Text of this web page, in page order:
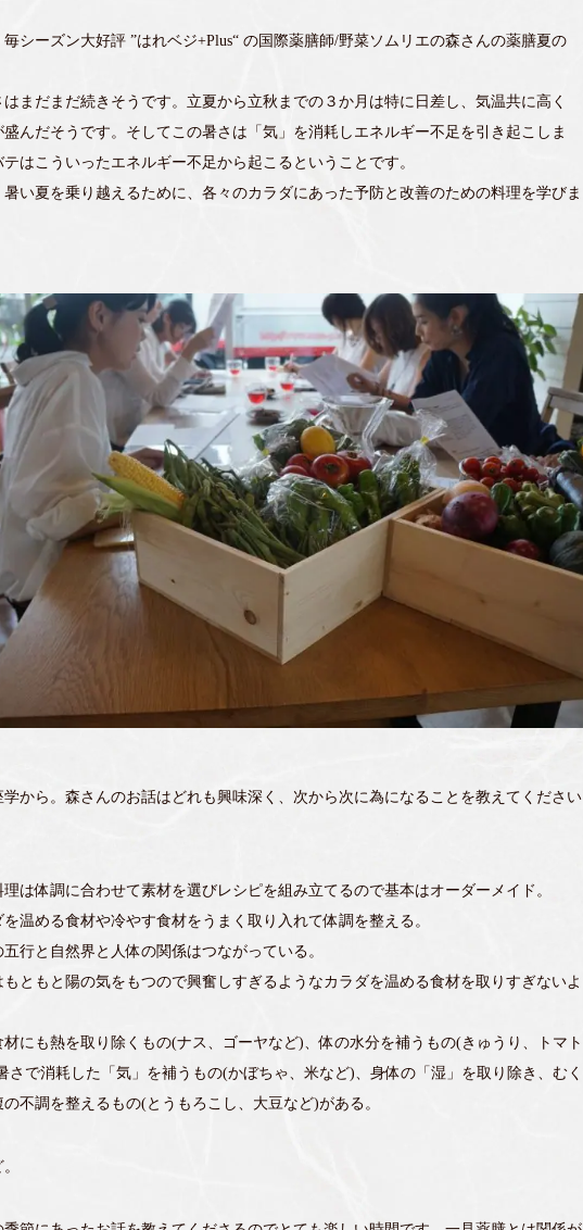
シーズン大好評 ”はれベジ+Plus“ の国際薬膳師/野菜ソムリエの森さんの薬膳夏の
はまだまだ続きそうです。立夏から立秋までの３か月は特に日差し、気温共に高く
盛んだそうです。そしてこの暑さは「気」を消耗しエネルギー不足を引き起こしま
はこういったエネルギー不足から起こるということです。
暑い夏を乗り越えるために、各々のカラダにあった予防と改善のための料理を学びま
学から。森さんのお話はどれも興味深く、次から次に為になることを教えてください
理は体調に合わせて素材を選びレシピを組み立てるので基本はオーダーメイド。
を温める食材や冷やす食材をうまく取り入れて体調を整える。
五行と自然界と人体の関係はつながっている。
もともと陽の気をもつので興奮しすぎるようなカラダを温める食材を取りすぎないよ
材にも熱を取り除くもの(ナス、ゴーヤなど)、体の水分を補うもの(きゅうり、トマト
さで消耗した「気」を補うもの(かぼちゃ、米など)、身体の「湿」を取り除き、むく
不調を整えるもの(とうもろこし、大豆など)がある。